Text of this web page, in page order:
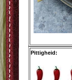
Pittigheid: